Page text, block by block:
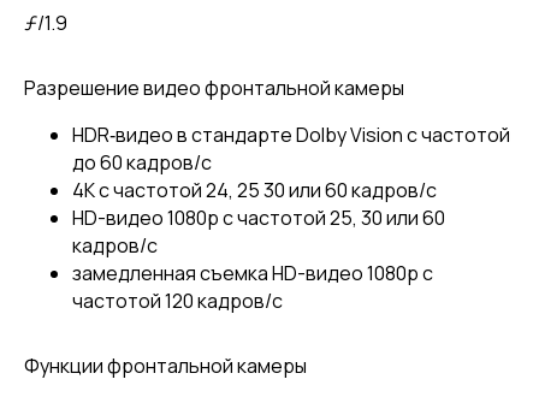
ƒ/1.9
Разрешение видео фронтальной камеры
HDR‑видео в стандарте Dolby Vision с частотой
до 60 кадров/с
4K с частотой 24, 25 30 или 60 кадров/с
HD-видео 1080p с частотой 25, 30 или 60
кадров/с
замедленная съемка HD-видео 1080p с
частотой 120 кадров/с
Функции фронтальной камеры